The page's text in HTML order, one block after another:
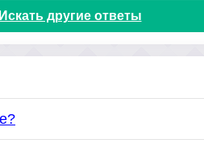
Искать другие ответы